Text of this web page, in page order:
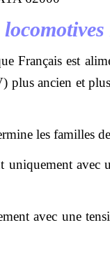
Français est
ancien et
les familles
uniquement avec
avec une